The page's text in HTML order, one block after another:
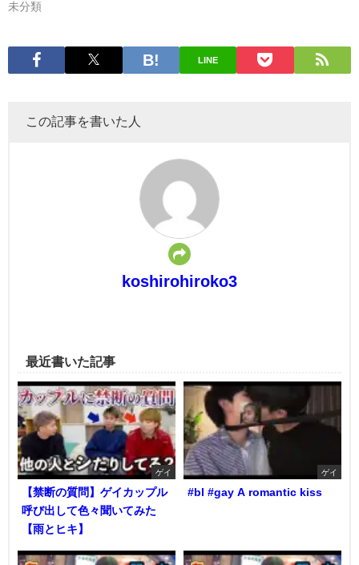
未分類
LINE
この記事を書いた人
koshirohiroko3
最近書いた記事
ゲイ
【禁断の質問】ゲイカップル
呼び出して色々聞いてみた
【雨とヒキ】
ゲイ
#bl #gay A romantic kiss